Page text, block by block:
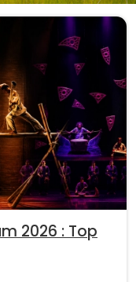
2026 : Top